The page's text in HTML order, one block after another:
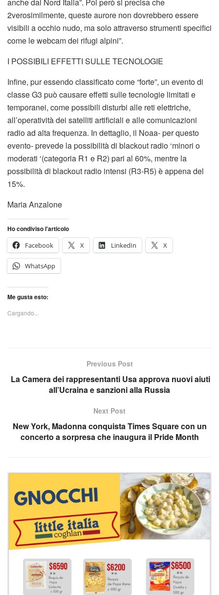
anche dal Nord Italia”. Poi però si precisa che
2verosimilmente, queste aurore non dovrebbero essere
visibili a occhio nudo, ma solo attraverso strumenti specifici
come le webcam dei rifugi alpini”.
I POSSIBILI EFFETTI SULLE TECNOLOGIE
Infine, pur essendo classificato come “forte”, un evento di
classe G3 può causare effetti sulle tecnologie limitati e
temporanei, come possibili disturbi alle reti elettriche,
all’operatività dei satelliti artificiali e alle comunicazioni
radio ad alta frequenza. In dettaglio, il Noaa- per questo
evento- prevede la possibilità di blackout radio ‘minori o
moderati ‘(categoria R1 e R2) pari al 60%, mentre la
possibilità di blackout radio intensi (R3-R5) è appena del
15%.
Maria Anzalone
Ho condiviso l'articolo
Facebook
X LinkedIn X
WhatsApp
Me gusta esto:
Cargando...
Previous Post
La Camera dei rappresentanti Usa approva nuovi aiuti
all’Ucraina e sanzioni alla Russia
Next Post
New York, Madonna conquista Times Square con un
concerto a sorpresa che inaugura il Pride Month